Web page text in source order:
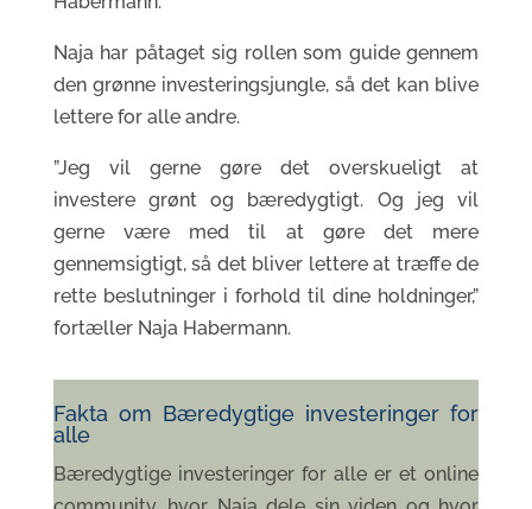
Naja har påtaget sig rollen som guide gennem
den grønne investeringsjungle, så det kan blive
lettere for alle andre.
”Jeg vil gerne gøre det overskueligt at
investere grønt og bæredygtigt. Og jeg vil
gerne være med til at gøre det mere
gennemsigtigt, så det bliver lettere at træffe de
rette beslutninger i forhold til dine holdninger,”
fortæller Naja Habermann.
Fakta om Bæredygtige investeringer for
alle
Bæredygtige investeringer for alle er et online